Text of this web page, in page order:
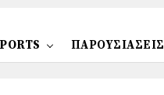
ΠΑΡΟΥΣΙΑΣΕΙΣ